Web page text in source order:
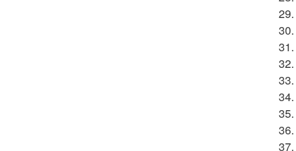
29.
30.
31.
32.
33.
34.
35.
36.
37.